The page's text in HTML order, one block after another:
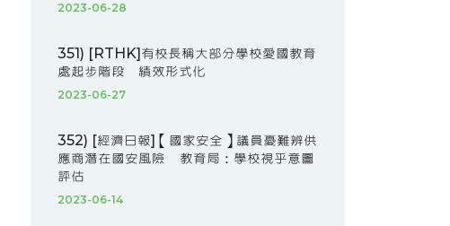
2023-06-28
351) [RTHK]有校長稱大部分學校愛國教育
處起步階段 績效形式化
2023-06-27
352) [經濟日報]【國家安全】議員憂難辨供
應商潛在國安風險 教育局：學校視乎意圖
評估
2023-06-14